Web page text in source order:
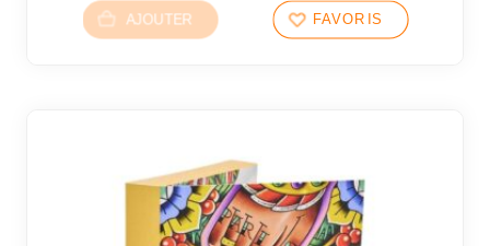
AJOUTER FAVORIS